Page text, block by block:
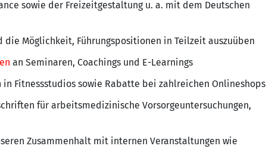
sowie der Freizeitgestaltung u. a. mit dem Deutschen
Möglichkeit, Führungspositionen in Teilzeit auszuüben
an Seminaren, Coachings und E-Learnings
Fitnessstudios sowie Rabatte bei zahlreichen Onlineshops
für arbeitsmedizinische Vorsorgeuntersuchungen,
Zusammenhalt mit internen Veranstaltungen wie